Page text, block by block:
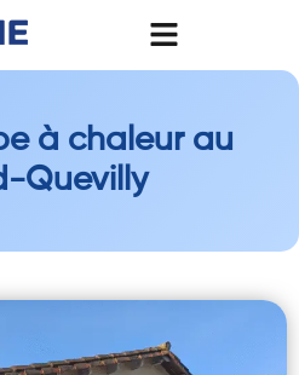
à chaleur au
Quevilly